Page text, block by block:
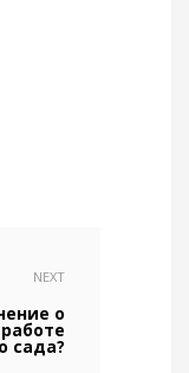
NEXT
о
работе
сада?